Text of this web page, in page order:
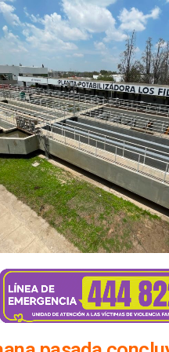
electricidad,
deportivas, que les permitan
emprender un negocio
conocimientos que ya
que el objetivo es que
en esteCentroun lugar
perfeccionar sus
para salir adelante. “Aquí
para que la gente pueda
empleo o iniciar su propio
moderno y equipado con
y tecnología de primer nivel,
específicamente para cada